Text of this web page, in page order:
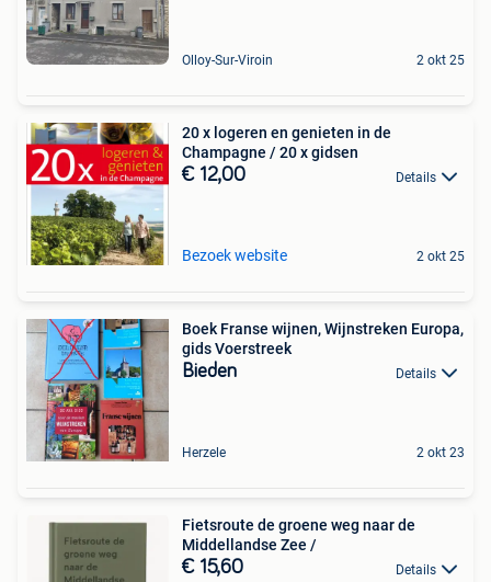
Olloy-Sur-Viroin 2 okt 25
20 x logeren en genieten in de
Champagne / 20 x gidsen
€ 12,00 Details
Bezoek website 2 okt 25
Boek Franse wijnen, Wijnstreken Europa,
gids Voerstreek
Bieden Details
Herzele 2 okt 23
Fietsroute de groene weg naar de
Middellandse Zee /
€ 15,60 Details